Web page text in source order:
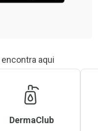
aqui
DermaClub